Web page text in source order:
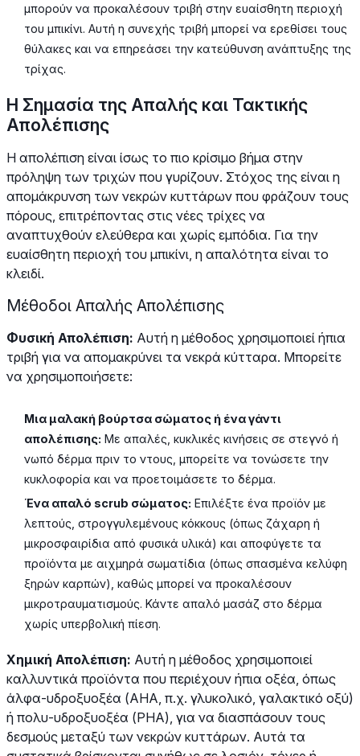
μπορούν να προκαλέσουν τριβή στην ευαίσθητη περιοχή
του μπικίνι. Αυτή η συνεχής τριβή μπορεί να ερεθίσει τους
θύλακες και να επηρεάσει την κατεύθυνση ανάπτυξης της
τρίχας.
Η Σημασία της Απαλής και Τακτικής
Απολέπισης
Η απολέπιση είναι ίσως το πιο κρίσιμο βήμα στην
πρόληψη των τριχών που γυρίζουν. Στόχος της είναι η
απομάκρυνση των νεκρών κυττάρων που φράζουν τους
πόρους, επιτρέποντας στις νέες τρίχες να
αναπτυχθούν ελεύθερα και χωρίς εμπόδια. Για την
ευαίσθητη περιοχή του μπικίνι, η απαλότητα είναι το
κλειδί.
Μέθοδοι Απαλής Απολέπισης
Φυσική Απολέπιση: Αυτή η μέθοδος χρησιμοποιεί ήπια
τριβή για να απομακρύνει τα νεκρά κύτταρα. Μπορείτε
να χρησιμοποιήσετε:
Μια μαλακή βούρτσα σώματος ή ένα γάντι
απολέπισης: Με απαλές, κυκλικές κινήσεις σε στεγνό ή
νωπό δέρμα πριν το ντους, μπορείτε να τονώσετε την
κυκλοφορία και να προετοιμάσετε το δέρμα.
Ένα απαλό scrub σώματος: Επιλέξτε ένα προϊόν με
λεπτούς, στρογγυλεμένους κόκκους (όπως ζάχαρη ή
μικροσφαιρίδια από φυσικά υλικά) και αποφύγετε τα
προϊόντα με αιχμηρά σωματίδια (όπως σπασμένα κελύφη
ξηρών καρπών), καθώς μπορεί να προκαλέσουν
μικροτραυματισμούς. Κάντε απαλό μασάζ στο δέρμα
χωρίς υπερβολική πίεση.
Χημική Απολέπιση: Αυτή η μέθοδος χρησιμοποιεί
καλλυντικά προϊόντα που περιέχουν ήπια οξέα, όπως
άλφα-υδροξυοξέα (AHA, π.χ. γλυκολικό, γαλακτικό οξύ)
ή πολυ-υδροξυοξέα (PHA), για να διασπάσουν τους
δεσμούς μεταξύ των νεκρών κυττάρων. Αυτά τα